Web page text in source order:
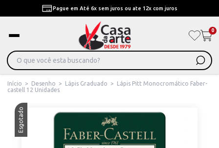
Pague em Até 6x sem juros ou ate 12x com juros
0
Início > Desenho > Lápis Graduado >
Lápis Pitt Monocromático Faber-
castell 12 Unidades
Esgotado